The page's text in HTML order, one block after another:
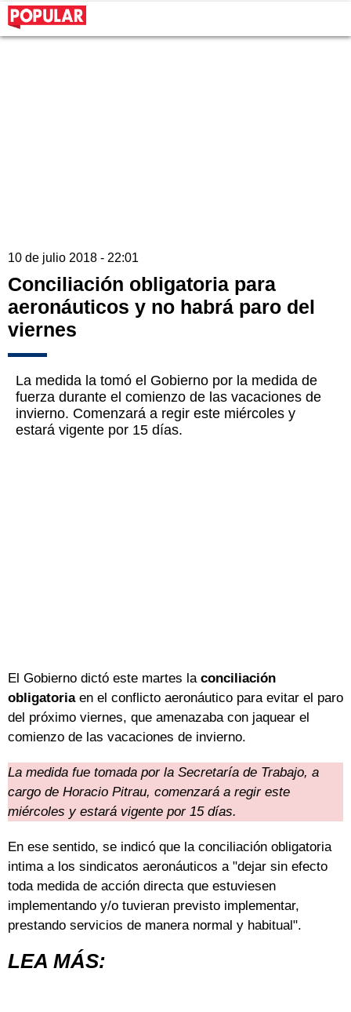
10 de julio 2018 - 22:01
Conciliación obligatoria para
aeronáuticos y no habrá paro del
viernes
La medida la tomó el Gobierno por la medida de
fuerza durante el comienzo de las vacaciones de
invierno. Comenzará a regir este miércoles y
estará vigente por 15 días.
El Gobierno dictó este martes laconciliación
obligatoriaen el conflicto aeronáutico para evitar el paro
del próximo viernes, que amenazaba con jaquear el
comienzo de las vacaciones de invierno.
La medida fue tomada por la Secretaría de Trabajo, a
cargo de Horacio Pitrau, comenzará a regir este
miércoles y estará vigente por 15 días.
En ese sentido, se indicó que la conciliación obligatoria
intima a los sindicatos aeronáuticos a "dejar sin efecto
toda medida de acción directa que estuviesen
implementando y/o tuvieran previsto implementar,
prestando servicios de manera normal y habitual".
LEA MÁS: